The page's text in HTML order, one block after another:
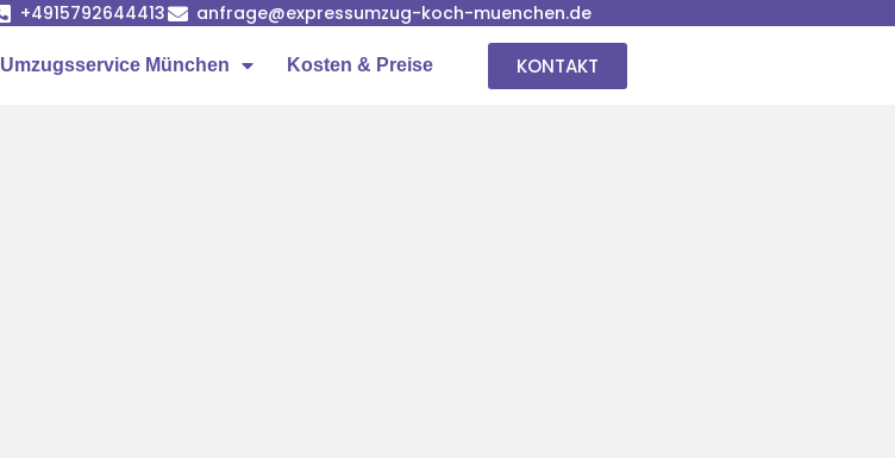
+4915792644413 anfrage@expressumzug-koch-muenchen.de
Umzugsservice München Kosten & Preise KONTAKT